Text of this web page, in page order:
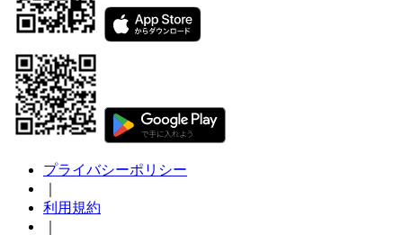
プライバシーポリシー
利用規約